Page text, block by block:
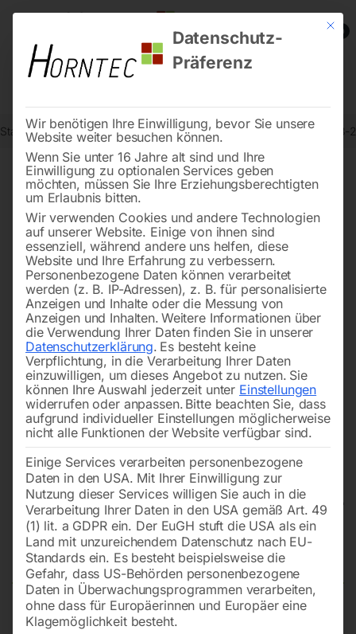
0
Start Werkstatttechnik Hebetechnik Elektrokettenzug EKZ 2003-2
Elektrokettenzug EKZ 2003-2
robust und laufruhig, mit Traghakenaufhängung
Mit
Datenschutz-
Präferenz
Wir benötigen Ihre Einwilligung, bevor Sie unsere
Website weiter besuchen können.
Wenn Sie unter 16 Jahre alt sind und Ihre
Einwilligung zu optionalen Services geben
möchten, müssen Sie Ihre Erziehungsberechtigten
um Erlaubnis bitten.
Wir verwenden Cookies und andere Technologien
auf unserer Website. Einige von ihnen sind
essenziell, während andere uns helfen, diese
Website und Ihre Erfahrung zu verbessern.
Personenbezogene Daten können verarbeitet
werden (z. B. IP-Adressen), z. B. für personalisierte
Anzeigen und Inhalte oder die Messung von
Anzeigen und Inhalten. Weitere Informationen über
die Verwendung Ihrer Daten finden Sie in unserer
Datenschutzerklärung. Es besteht keine
Verpflichtung, in die Verarbeitung Ihrer Daten
einzuwilligen, um dieses Angebot zu nutzen. Sie
können Ihre Auswahl jederzeit unter Einstellungen
widerrufen oder anpassen. Bitte beachten Sie, dass
aufgrund individueller Einstellungen möglicherweise
nicht alle Funktionen der Website verfügbar sind.
Einige Services verarbeiten personenbezogene
Daten in den USA. Mit Ihrer Einwilligung zur
Nutzung dieser Services willigen Sie auch in die
Verarbeitung Ihrer Daten in den USA gemäß Art. 49
(1) lit. a GDPR ein. Der EuGH stuft die USA als ein
Land mit unzureichendem Datenschutz nach EU-
Standards ein. Es besteht beispielsweise die
Gefahr, dass US-Behörden personenbezogene
Daten in Überwachungsprogrammen verarbeiten,
ohne dass für Europäerinnen und Europäer eine
Klagemöglichkeit besteht.